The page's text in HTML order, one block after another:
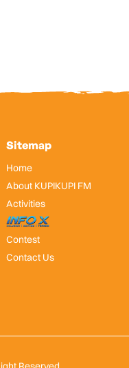
Sitemap
Home
About KUPIKUPI FM
Activities
InfoX
Contest
Contact Us